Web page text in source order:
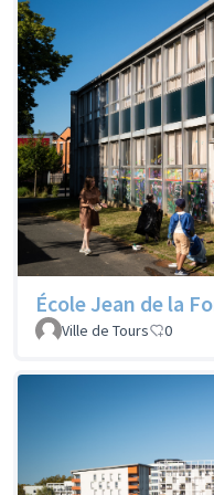
École Jean de la
Ville de Tours 0